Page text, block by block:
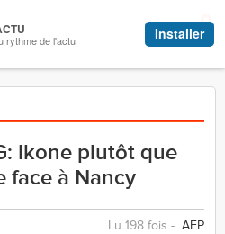
Ikone plutôt que
face à Nancy
Lu 198 fois - AFP